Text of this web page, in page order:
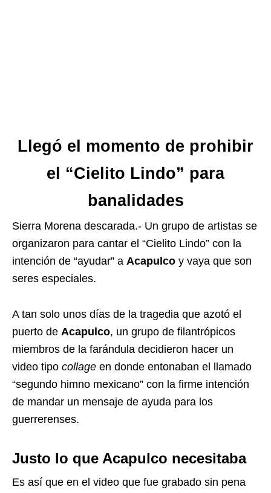
Llegó el momento de prohibir
el “Cielito Lindo” para
banalidades
Sierra Morena descarada.- Un grupo de artistas se
organizaron para cantar el “Cielito Lindo” con la
intención de “ayudar” a Acapulco y vaya que son
seres especiales.
A tan solo unos días de la tragedia que azotó el
puerto de Acapulco, un grupo de filantrópicos
miembros de la farándula decidieron hacer un
video tipo collage en donde entonaban el llamado
“segundo himno mexicano” con la firme intención
de mandar un mensaje de ayuda para los
guerrerenses.
Justo lo que Acapulco necesitaba
Es así que en el video que fue grabado sin pena